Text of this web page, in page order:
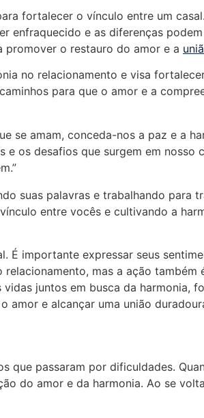
fortalecer o vínculo entre um
enfraquecido e as diferenças
promover o restauro do amor e a
no relacionamento e visa
para que o amor e a
se amam, conceda-nos a paz e a
os desafios que surgem em nosso
suas palavras e trabalhando para
entre vocês e cultivando a
É importante expressar seus
mas a ação também
juntos em busca da harmonia,
amor e alcançar uma união
passaram por dificuldades.
do amor e da harmonia. Ao se